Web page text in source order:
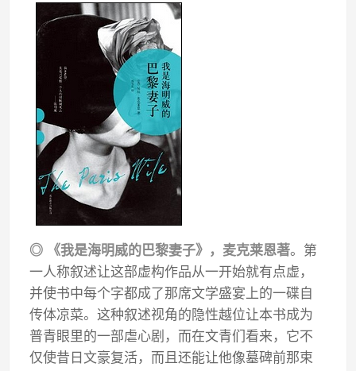
◎ 《我是海明威的巴黎妻子》，麦克莱恩著。第
一人称叙述让这部虚构作品从一开始就有点虚，
并使书中每个字都成了那席文学盛宴上的一碟自
传体凉菜。这种叙述视角的隐性越位让本书成为
普青眼里的一部虐心剧，而在文青们看来，它不
仅使昔日文豪复活，而且还能让他像墓碑前那束